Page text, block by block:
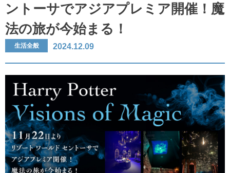
ントーサでアジアプレミア開催！魔
法の旅が今始まる！
生活全般 2024.12.09